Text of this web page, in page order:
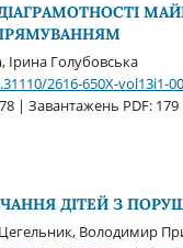
Ірина Голубовська
2616-650X-vol13i1-
| Завантажень PDF: 179
ДІТЕЙ З
Володимир